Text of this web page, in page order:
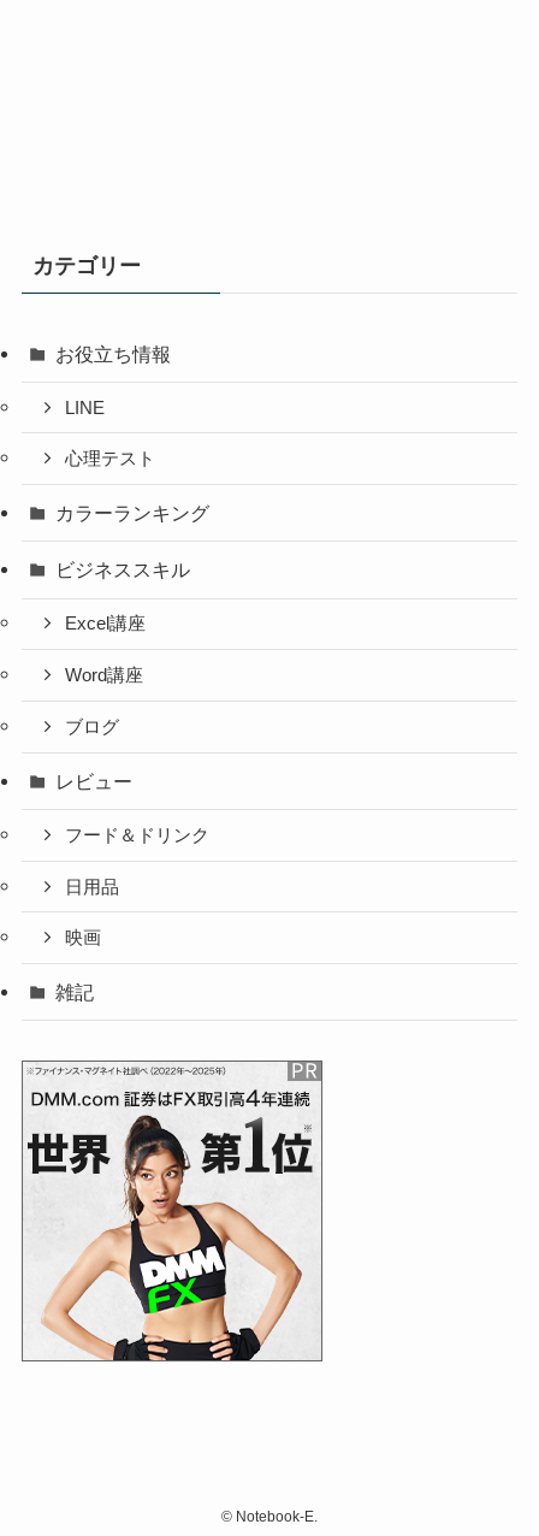
カテゴリー
お役立ち情報
LINE
心理テスト
カラーランキング
ビジネススキル
Excel講座
Word講座
ブログ
レビュー
フード＆ドリンク
日用品
映画
雑記
© Notebook-E.